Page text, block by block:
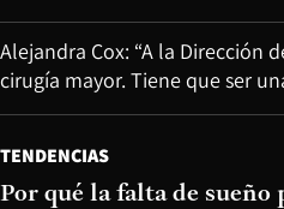
Alejandra Cox: “A la Dirección
cirugía mayor. Tiene que ser
TENDENCIAS
Por qué la falta de sueño